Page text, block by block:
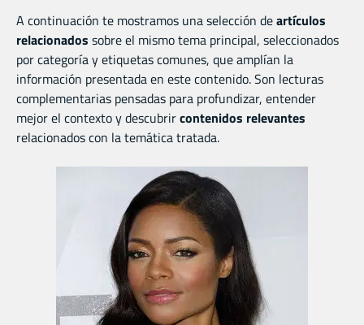
A continuación te mostramos una selección deartículos
relacionados sobre el mismo tema principal, seleccionados
por categoría y etiquetas comunes, que amplían la
información presentada en este contenido. Son lecturas
complementarias pensadas para profundizar, entender
mejor el contexto y descubrircontenidos relevantes
relacionados con la temática tratada.